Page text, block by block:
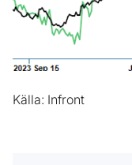
Källa: Infront